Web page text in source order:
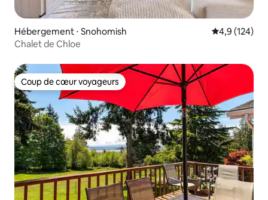
Hébergement ⋅ Snohomish Évaluation
4,9 (124)
Chalet de Chloe
Coup de cœur voyageurs
Coup de cœur voyageurs